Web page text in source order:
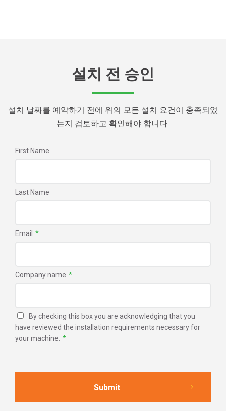
설치 전 승인
설치 날짜를 예약하기 전에 위의 모든 설치 요건이 충족되었
는지 검토하고 확인해야 합니다.
First Name
Last Name
Email *
Company name *
By checking this box you are acknowledging that you
have reviewed the installation requirements necessary for
your machine. *